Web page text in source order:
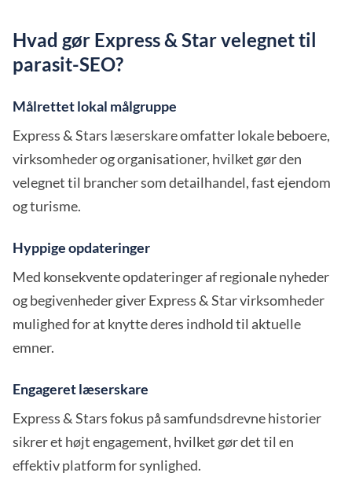
Hvad gør Express & Star velegnet til
parasit-SEO?
Målrettet lokal målgruppe
Express & Stars læserskare omfatter lokale beboere,
virksomheder og organisationer, hvilket gør den
velegnet til brancher som detailhandel, fast ejendom
og turisme.
Hyppige opdateringer
Med konsekvente opdateringer af regionale nyheder
og begivenheder giver Express & Star virksomheder
mulighed for at knytte deres indhold til aktuelle
emner.
Engageret læserskare
Express & Stars fokus på samfundsdrevne historier
sikrer et højt engagement, hvilket gør det til en
effektiv platform for synlighed.